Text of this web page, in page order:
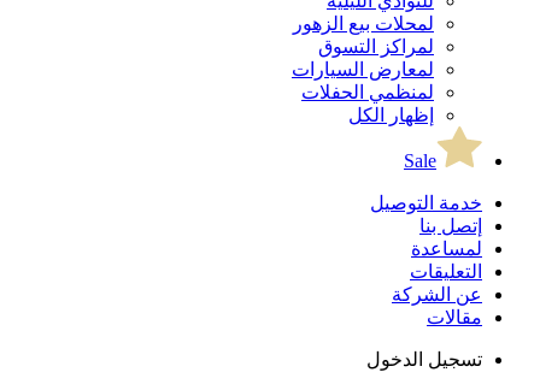
لمحلات بيع الزهور
لمراكز التسوق
لمعارض السيارات
لمنظمي الحفلات
إظهار الكل
Sale
خدمة التوصيل
إتصل بنا
لمساعدة
التعليقات
عن الشركة
مقالات
تسجيل الدخول